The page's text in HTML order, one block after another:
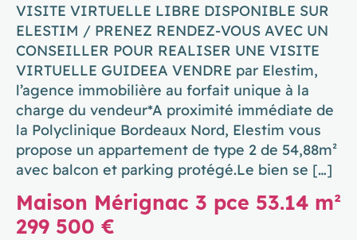
VISITE VIRTUELLE LIBRE DISPONIBLE SUR
ELESTIM / PRENEZ RENDEZ-VOUS AVEC UN
CONSEILLER POUR REALISER UNE VISITE
VIRTUELLE GUIDEEA VENDRE par Elestim,
l’agence immobilière au forfait unique à la
charge du vendeur*A proximité immédiate de
la Polyclinique Bordeaux Nord, Elestim vous
propose un appartement de type 2 de 54,88m²
avec balcon et parking protégé.Le bien se […]
Maison Mérignac 3 pce 53.14 m²
299 500 €